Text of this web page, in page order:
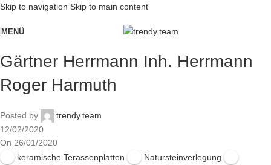
Skip to navigation Skip to main content
MENÜ
Gärtner Herrmann Inh. Herrmann
Roger Harmuth
Posted by
trendy.team
12/02/2020
On 26/01/2020
keramische Terassenplatten
Natursteinverlegung